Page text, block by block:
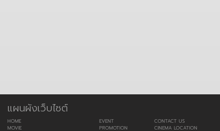
แผนผังเว็บไซต์
HOME
MOVIE
EVENT
PROMOTION
CONTACT US
CINEMA LOCATION